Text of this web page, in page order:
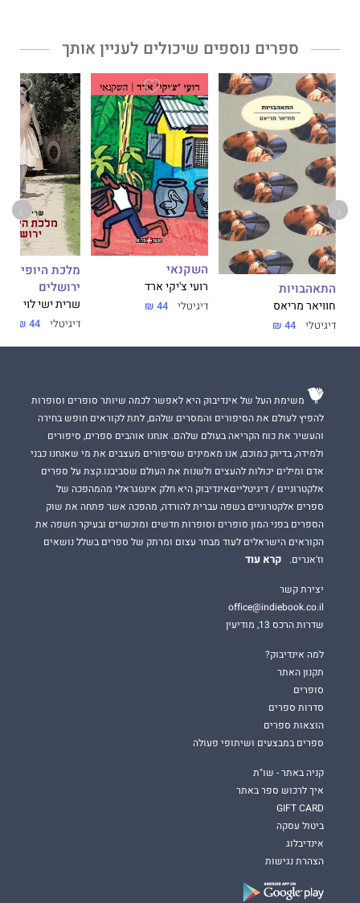
ספרים נוספים שיכולים לעניין אותך
התאהבויות
חוויאר מריאס
דיגיטלי 44 ₪
השקנאי
רועי צ'יקי ארד
דיגיטלי 44 ₪
מלכת היופי של
ירושלים
שרית ישי לוי
דיגיטלי 44 ₪
משימת העל של אינדיבוק היא לאפשר לכמה שיותר סופרים וסופרות
להפיץ לעולם את הסיפורים והמסרים שלהם, לתת לקוראים חופש בחירה
והעשיר את כוח הקריאה בעולם שלהם. אנחנו אוהבים ספרים, סיפורים
ולמידה, בדיוק כמוכם, אנו מאמינים שסיפורים מעצבים את מי שאנחנו כבני
אדם ומילים יכולות להעצים ולשנות את העולם שסביבנו.קצת על ספרים
אלקטרוניים / דיגיטלייםאינדיבוק היא חלק אינטגראלי מהמהפכה של
ספרים אלקטרוניים בשפה עברית להורדה, מהפכה אשר פתחה את שוק
הספרים בפני המון סופרים וסופרות חדשים ומוכשרים ובעיקר חשפה את
הקוראים הישראלים לעוד מבחר עצום ומרתק של ספרים בשלל נושאים
וז'אנרים.
קרא עוד
יצירת קשר
office@indiebook.co.il
שדרות הרכס 13, מודיעין
למה אינדיבוק?
תקנון האתר
סופרים
סדרות ספרים
הוצאות ספרים
ספרים במבצעים ושיתופי פעולה
קניה באתר - שו"ת
איך לרכוש ספר באתר
GIFT CARD
ביטול עסקה
אינדיבלוג
הצהרת נגישות